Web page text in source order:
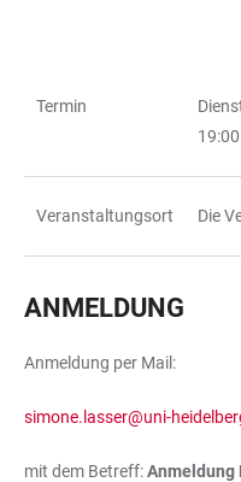
Termin
Veranstaltungsort Die
ANMELDUNG
Anmeldung per Mail:
simone.lasser@uni-
mit dem Betreff:Anmeldung